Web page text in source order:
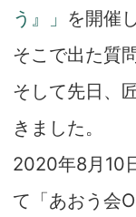
う』」 を開催
そこで出た質
そして先日、
きました。
2020年8月10
て「あおう会